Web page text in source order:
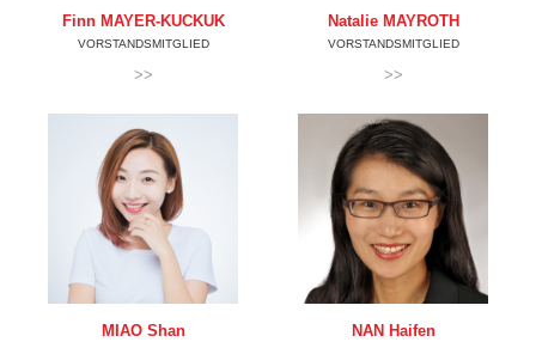
Finn MAYER-KUCKUK
VORSTANDSMITGLIED
>>
Natalie MAYROTH
VORSTANDSMITGLIED
>>
MIAOShan
NAN Haifen